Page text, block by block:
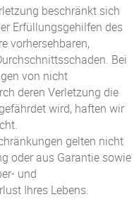
beschränkt sich
Erfüllungsgehilfen des
vorhersehbaren,
Bei
von nicht
deren Verletzung die
wird, haften wir
gelten nicht
oder aus Garantie sowie
und
Ihres Lebens.